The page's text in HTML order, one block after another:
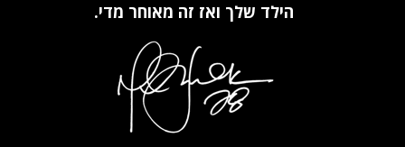
הילד שלך ואז זה מאוחר מדי.